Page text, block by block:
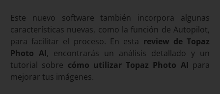
Este nuevo software también incorpora algunas
características nuevas, como la función de Autopilot,
para facilitar el proceso. En esta review de Topaz
Photo AI, encontrarás un análisis detallado y un
tutorial sobre cómo utilizar Topaz Photo AI para
mejorar tus imágenes.